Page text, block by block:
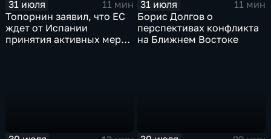
31 июля
11 мин
Топорнин заявил, что ЕС
ждет от Испании
принятия активных мер
31 июля
11 мин
Борис Долгов о
перспективах конфликта
на Ближнем Востоке